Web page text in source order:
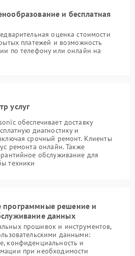
и бесплатная
оценка стоимости
платежей и возможность
по телефону или онлайн на
услуг
обеспечивает доставку
диагностику и
срочный ремонт. Клиенты
ремонта онлайн. Также
обслуживание для
техники
программные решение и
данных
прошивок и инструментов,
данными:
конфиденциальность и
при необходимости